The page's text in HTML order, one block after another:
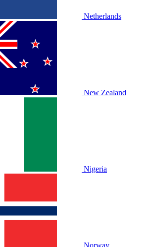
Netherlands
New Zealand
Nigeria
Norway